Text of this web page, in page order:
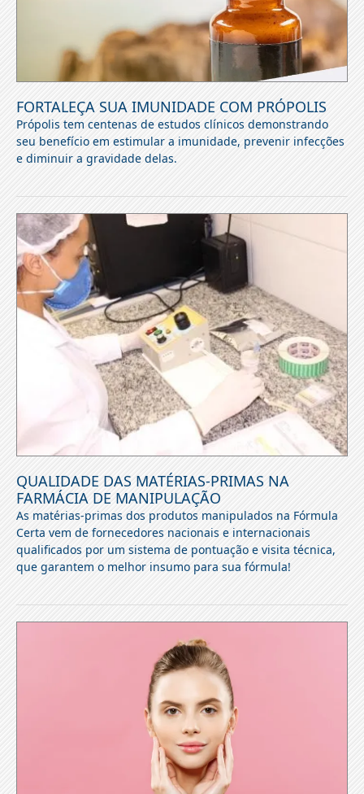
FORTALEÇA SUA IMUNIDADE COM PRÓPOLIS
Própolis tem centenas de estudos clínicos demonstrando
seu benefício em estimular a imunidade, prevenir infecções
e diminuir a gravidade delas.
QUALIDADE DAS MATÉRIAS-PRIMAS NA
FARMÁCIA DE MANIPULAÇÃO
As matérias-primas dos produtos manipulados na Fórmula
Certa vem de fornecedores nacionais e internacionais
qualificados por um sistema de pontuação e visita técnica,
que garantem o melhor insumo para sua fórmula!